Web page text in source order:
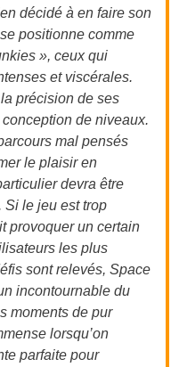
décidé à en faire son
positionne comme
», ceux qui
et viscérales.
précision de ses
de niveaux.
mal pensés
le plaisir en
devra être
Si le jeu est trop
provoquer un certain
les plus
sont relevés, Space
incontournable du
moments de pur
lorsqu’on
parfaite pour